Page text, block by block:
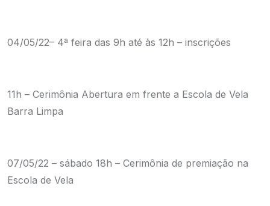
04/05/22– 4ª feira das 9h até às 12h – inscrições
11h – Cerimônia Abertura em frente a Escola de Vela
Barra Limpa
07/05/22 – sábado 18h – Cerimônia de premiação na
Escola de Vela